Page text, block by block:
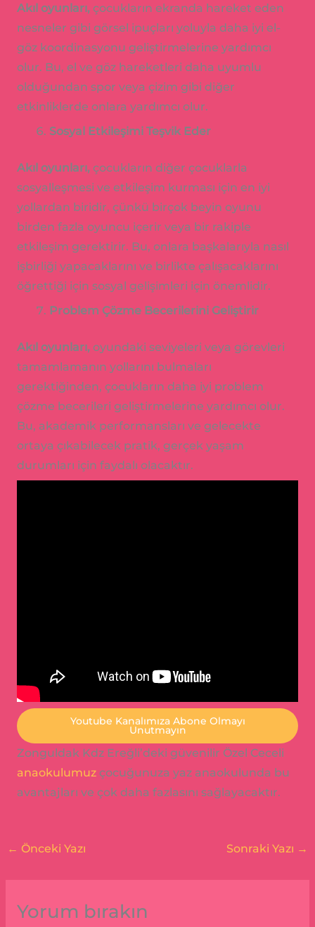
Akıl oyunları,çocukların ekranda hareket eden
nesneler gibi görsel ipuçları yoluyla daha iyi el-
göz koordinasyonu geliştirmelerine yardımcı
olur. Bu, el ve göz hareketleri daha uyumlu
olduğundan spor veya çizim gibi diğer
etkinliklerde onlara yardımcı olur.
Sosyal Etkileşimi Teşvik Eder
Akıl oyunları,çocukların diğer çocuklarla
sosyalleşmesi ve etkileşim kurması için en iyi
yollardan biridir, çünkü birçok beyin oyunu
birden fazla oyuncu içerir veya bir rakiple
etkileşim gerektirir. Bu, onlara başkalarıyla nasıl
işbirliği yapacaklarını ve birlikte çalışacaklarını
öğrettiği için sosyal gelişimleri için önemlidir.
Problem Çözme Becerilerini Geliştirir
Akıl oyunları,oyundaki seviyeleri veya görevleri
tamamlamanın yollarını bulmaları
gerektiğinden, çocukların daha iyi problem
çözme becerileri geliştirmelerine yardımcı olur.
Bu, akademik performansları ve gelecekte
ortaya çıkabilecek pratik, gerçek yaşam
durumları için faydalı olacaktır.
Youtube Kanalımıza Abone Olmayı
Unutmayın
Zonguldak Kdz Ereğli’deki güvenilir Özel Ceceli
anaokulumuz çocuğunuza yaz anaokulunda bu
avantajları ve çok daha fazlasını sağlayacaktır.
← Önceki Yazı Sonraki Yazı →
Yorum bırakın